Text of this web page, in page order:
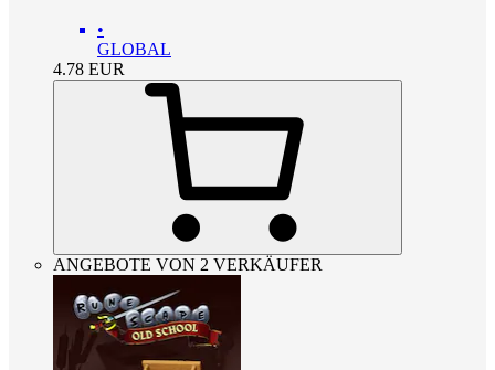
•
GLOBAL
4.78 EUR
ANGEBOTE VON 2 VERKÄUFER